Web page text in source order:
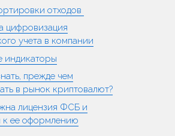
отходов
цифровизация
учета в компании
индикаторы
прежде чем
в рынок криптовалют?
лицензия ФСБ и
к ее оформлению